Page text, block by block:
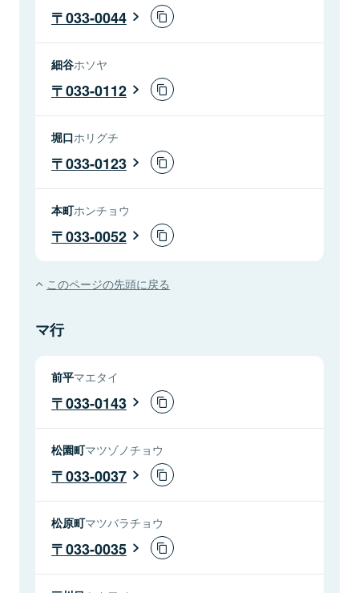
033-0044
細谷ホソヤ
033-0112
堀口ホリグチ
033-0123
本町ホンチョウ
033-0052
このページの先頭に戻る
マ行
前平マエタイ
033-0143
松園町マツゾノチョウ
033-0037
松原町マツバラチョウ
033-0035